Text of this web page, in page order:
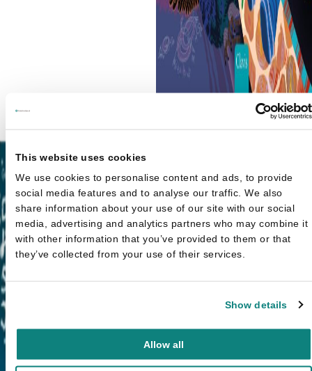
This website uses cookies
We use cookies to personalise content and ads, to provide
social media features and to analyse our traffic. We also
share information about your use of our site with our social
media, advertising and analytics partners who may combine it
with other information that you’ve provided to them or that
they’ve collected from your use of their services.
Show details
Allow all
Klim eens op een giraf €